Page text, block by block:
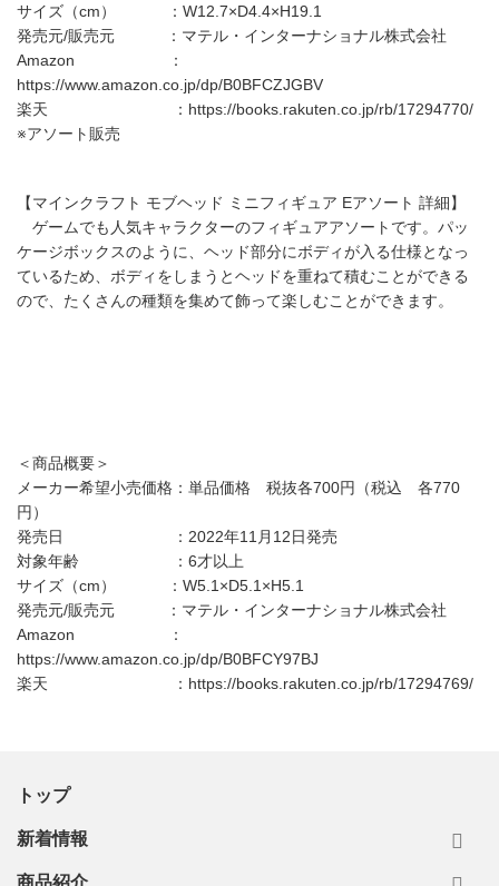
サイズ（cm） ：W12.7×D4.4×H19.1
発売元/販売元 ：マテル・インターナショナル株式会社
Amazon ：
https://www.amazon.co.jp/dp/B0BFCZJGBV
楽天 ：https://books.rakuten.co.jp/rb/17294770/
※アソート販売
【マインクラフト モブヘッド ミニフィギュア Eアソート 詳細】
ゲームでも人気キャラクターのフィギュアアソートです。パッ
ケージボックスのように、ヘッド部分にボディが入る仕様となっ
ているため、ボディをしまうとヘッドを重ねて積むことができる
ので、たくさんの種類を集めて飾って楽しむことができます。
＜商品概要＞
メーカー希望小売価格：単品価格 税抜各700円（税込 各770
円）
発売日 ：2022年11月12日発売
対象年齢 ：6才以上
サイズ（cm） ：W5.1×D5.1×H5.1
発売元/販売元 ：マテル・インターナショナル株式会社
Amazon ：
https://www.amazon.co.jp/dp/B0BFCY97BJ
楽天 ：https://books.rakuten.co.jp/rb/17294769/
トップ
新着情報
商品紹介